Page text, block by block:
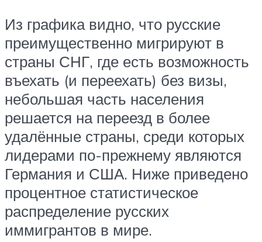
Из графика видно, что русские
преимущественно мигрируют в
страны СНГ, где есть возможность
въехать (и переехать) без визы,
небольшая часть населения
решается на переезд в более
удалённые страны, среди которых
лидерами по-прежнему являются
Германия и США. Ниже приведено
процентное статистическое
распределение русских
иммигрантов в мире.